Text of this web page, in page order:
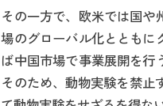
その一方で、欧米では国
場のグローバル化とともに
ば中国市場で事業展開を行
そのため、動物実験を禁止